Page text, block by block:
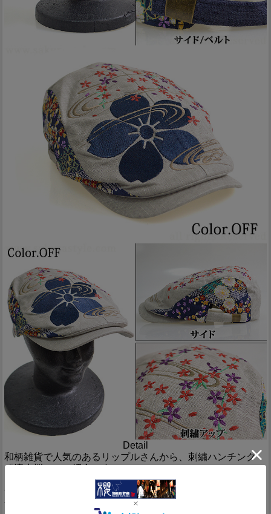
Detail
和柄雑貨で人気のあるリップルさんから、刺繍ハンチング
「流水桜」のご紹介です。
サイドに縮緬生地を切り替え、トップに刺繍を施した、和柄
全開のハンチングが入荷して参りました♪